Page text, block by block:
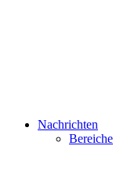
Nachrichten
Bereiche